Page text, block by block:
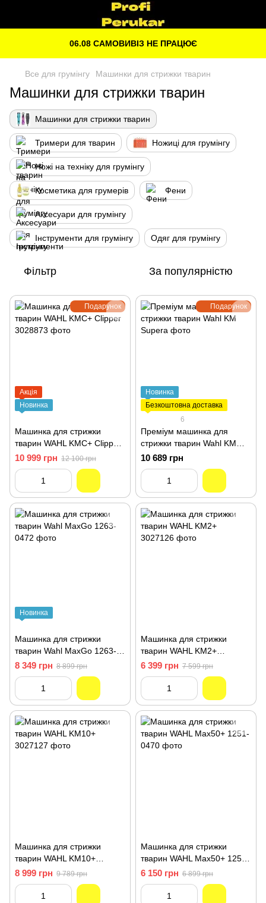
06.08 САМОВИВІЗ НЕ ПРАЦЮЄ
Все для грумінгу Машинки для стрижки тварин
Машинки для стрижки тварин
Машинки для стрижки тварин
Тримери для тварин Ножиці для грумінгу
Ножі на техніку для грумінгу
Косметика для грумерів Фени
Аксесуари для грумінгу
Інструменти для грумінгу Одяг для грумінгу
Фільтр За популярністю
Подарунок
Акція
Новинка
Машинка для стрижки
тварин WAHL KMC+ Clipper
3028873
10 999 грн 12 100 грн
Подарунок
Новинка
Безкоштовна доставка
6
Преміум машинка для
стрижки тварин Wahl KM
Supera
10 689 грн
Новинка
Машинка для стрижки
тварин Wahl MaxGo 1263-
0472
8 349 грн 8 899 грн
Машинка для стрижки
тварин WAHL KM2+
3027126
6 399 грн 7 599 грн
Машинка для стрижки
тварин WAHL KM10+
3027127
8 999 грн 9 789 грн
Машинка для стрижки
тварин WAHL Max50+ 1251-
0470
6 150 грн 6 899 грн